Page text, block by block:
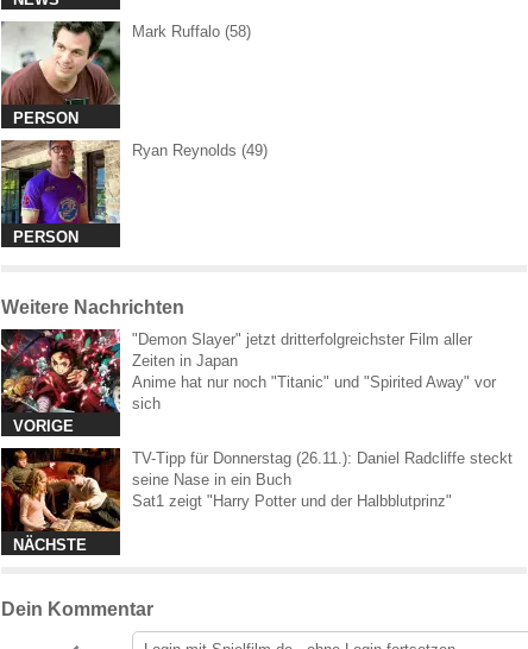
PERSON
Mark Ruffalo (58)
PERSON
Ryan Reynolds (49)
Weitere Nachrichten
VORIGE
"Demon Slayer" jetzt dritterfolgreichster Film aller
Zeiten in Japan
Anime hat nur noch "Titanic" und "Spirited Away" vor
sich
NÄCHSTE
TV-Tipp für Donnerstag (26.11.): Daniel Radcliffe steckt
seine Nase in ein Buch
Sat1 zeigt "Harry Potter und der Halbblutprinz"
Dein Kommentar